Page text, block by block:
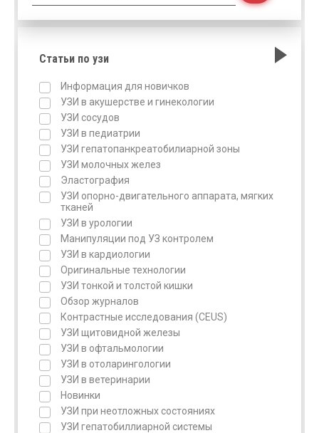
Статьи по узи
Информация для новичков
УЗИ в акушерстве и гинекологии
УЗИ сосудов
УЗИ в педиатрии
УЗИ гепатопанкреатобилиарной зоны
УЗИ молочных желез
Эластография
УЗИ опорно-двигательного аппарата, мягких
тканей
УЗИ в урологии
Манипуляции под УЗ контролем
УЗИ в кардиологии
Оригинальные технологии
УЗИ тонкой и толстой кишки
Обзор журналов
Контрастные исследования (CEUS)
УЗИ щитовидной железы
УЗИ в офтальмологии
УЗИ в отоларингологии
УЗИ в ветеринарии
Новинки
УЗИ при неотложных состояниях
УЗИ гепатобиллиарной системы